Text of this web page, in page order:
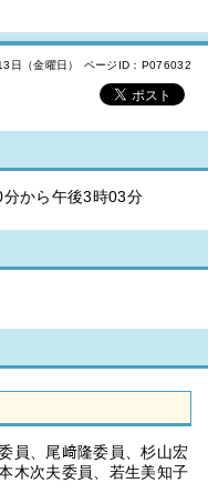
日（金曜日） ページID：P076032
から午後3時03分
員、尾﨑隆委員、杉山宏
木次夫委員、若生美知子